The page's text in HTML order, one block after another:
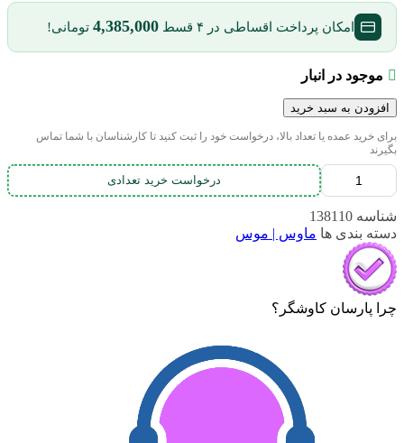
امکان پرداخت اقساطی در ۴ قسط 4,385,000 تومانی!
موجود در انبار
افزودن به سبد خرید
برای خرید عمده یا تعداد بالا، درخواست خود را ثبت کنید تا کارشناسان با شما تماس
بگیرند
درخواست خرید تعدادی
شناسه 138110
دسته بندی ها ماوس | موس
چرا پارسان کاوشگر؟